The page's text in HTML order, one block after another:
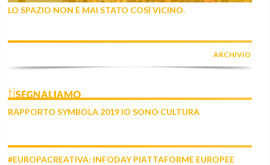
LO SPAZIO NON È MAI STATO COSÌ VICINO.
ARCHIVIO
tiSEGNALIAMO
RAPPORTO SYMBOLA 2019 IO SONO CULTURA
#EUROPACREATIVA: INFODAY PIATTAFORME EUROPEE